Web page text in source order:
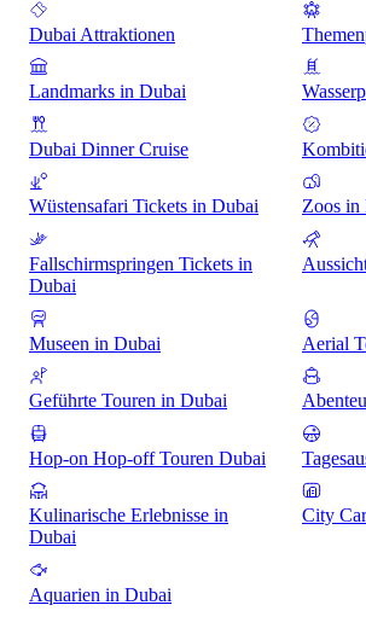
Dubai Attraktionen
Landmarks in Dubai
Dubai Dinner Cruise
Wüstensafari Tickets in Dubai Zoos in
Fallschirmspringen Tickets in
Dubai
Museen in Dubai Aerial
Geführte Touren in Dubai
Hop-on Hop-off Touren Dubai
Kulinarische Erlebnisse in
Dubai
City
Aquarien in Dubai